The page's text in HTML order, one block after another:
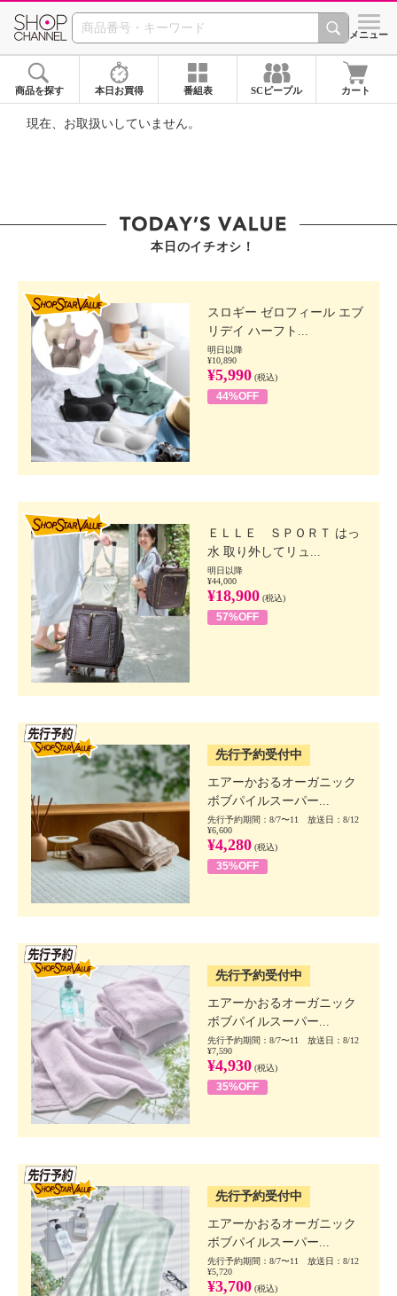
SHOP CHANNEL ショッ
メニュー
商品を探す 本日お買得 番組表 SCピープル カート
現在、お取扱いしていません。
本日のイチオシ！
スロギー ゼロフィール エブ
リデイ ハーフト...
明日以降
¥10,890
¥5,990 (税込)
44%OFF
ＥＬＬＥ ＳＰＯＲＴ はっ
水 取り外してリュ...
明日以降
¥44,000
¥18,900 (税込)
57%OFF
先行予約受付中
エアーかおるオーガニック
ボブパイルスーパー...
先行予約期間：8/7〜11 放送日：8/12
¥6,600
¥4,280 (税込)
35%OFF
先行予約受付中
エアーかおるオーガニック
ボブパイルスーパー...
先行予約期間：8/7〜11 放送日：8/12
¥7,590
¥4,930 (税込)
35%OFF
先行予約受付中
エアーかおるオーガニック
ボブパイルスーパー...
先行予約期間：8/7〜11 放送日：8/12
¥5,720
¥3,700 (税込)